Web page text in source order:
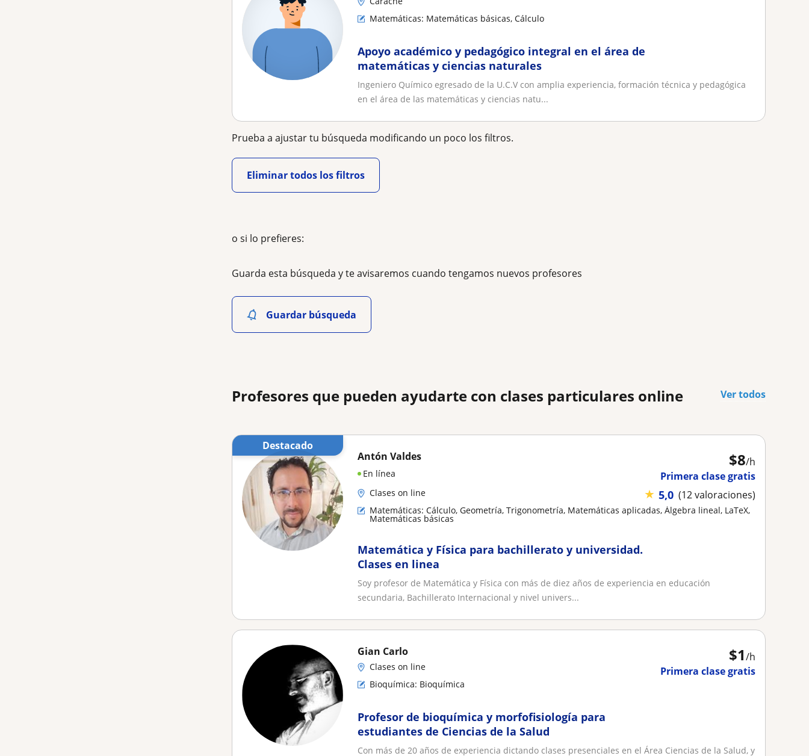
Matemáticas: Matemáticas básicas, Cálculo
Apoyo académico y pedagógico integral en el área de
matemáticas y ciencias naturales
Ingeniero Químico egresado de la U.C.V con amplia experiencia, formación técnica y pedagógica
en el área de las matemáticas y ciencias natu...
Prueba a ajustar tu búsqueda modificando un poco los filtros.
Eliminar todos los filtros
o si lo prefieres:
Guarda esta búsqueda y te avisaremos cuando tengamos nuevos profesores
Guardar búsqueda
Profesores que pueden ayudarte con clases particulares online Ver todos
Destacado
$8/h
Primera clase gratis
★ 5,0 (12 valoraciones)
Antón Valdes
En línea
Clases on line
Matemáticas: Cálculo, Geometría, Trigonometría, Matemáticas aplicadas, Álgebra lineal, LaTeX,
Matemáticas básicas
Matemática y Física para bachillerato y universidad.
Clases en linea
Soy profesor de Matemática y Física con más de diez años de experiencia en educación
secundaria, Bachillerato Internacional y nivel univers...
$1/h
Primera clase gratis
Gian Carlo
Clases on line
Bioquímica: Bioquímica
Profesor de bioquímica y morfofisiología para
estudiantes de Ciencias de la Salud
Con más de 20 años de experiencia dictando clases presenciales en el Área Ciencias de la Salud, y